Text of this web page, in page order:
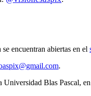
encuentran abiertas en el
.
Universidad Blas Pascal,